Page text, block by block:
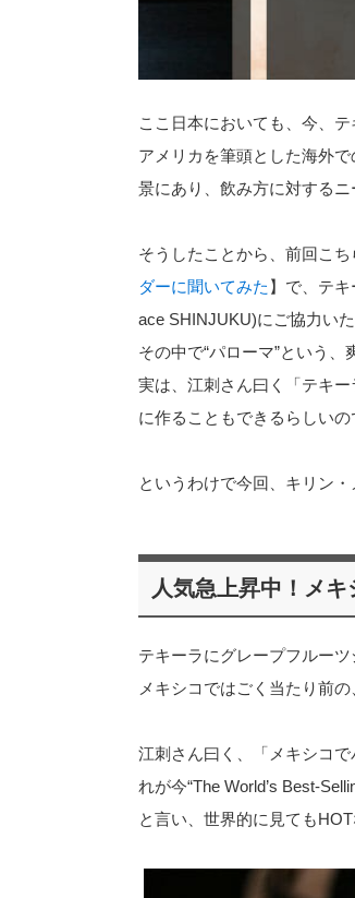
ここ日本においても、今、
アメリカを筆頭とした海外
景にあり、飲み方に対するニ
そうしたことから、前回こち
ダーに聞いてみた 】で、テ
ace SHINJUKU)にご協力い
その中で“パローマ”という
実は、江刺さん曰く「テキ
に作ることもできるらしいの
というわけで今回、キリン
人気急上昇中！メキ
テキーラにグレープフルー
メキシコではごく当たり前
江刺さん曰く、「メキシコ
れが今“The World’s Best-
と言い、世界的に見ても